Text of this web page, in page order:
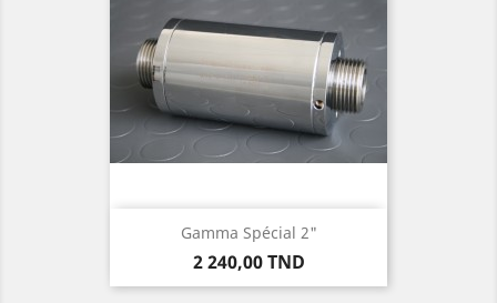
Gamma Spécial 2"
Prix
2 240,00 TND